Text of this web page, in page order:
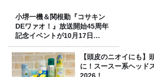
小堺一機＆関根勤『コサキン
DEワァオ！』放送開始45周年
記念イベントが10月17日
（土）に開催決定！本日より
FC先行受付スタート！【頭皮のニオイにも】
に！スースー系ヘッド